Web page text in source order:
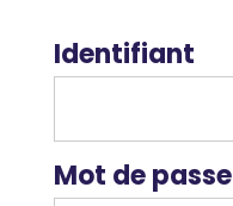
Identifiant
Mot de passe